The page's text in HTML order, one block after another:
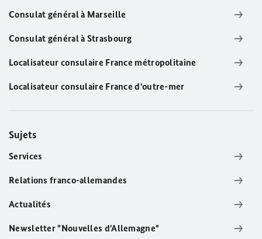
Consulat général à Marseille
Consulat général à Strasbourg
Localisateur consulaire France métropolitaine
Localisateur consulaire France d'outre-mer
Sujets
Services
Relations franco-allemandes
Actualités
Newsletter "Nouvelles d'Allemagne"